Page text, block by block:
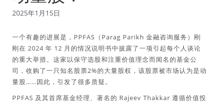
2025年1月15日
一个有趣的进展是，PPFAS（Parag Parikh 金融咨询服务）刚
刚在 2024 年 12 月的情况说明书中披露了一项引起每个人谈论
的重大举措。这家以保守选股和注重价值理念而闻名的基金公
司，收购了一只知名股票2%的大量股权，该股票被市场认为是动
量股……因此，引发了很多质疑。
PPFAS 及其首席基金经理、著名的 Rajeev Thakkar 遵循价值投